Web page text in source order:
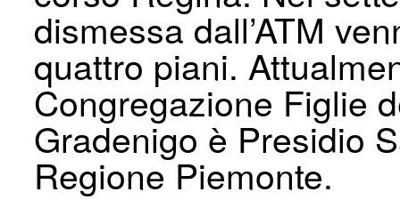
dismessa dall’ATM
quattro piani.
Congregazione Figlie
Gradenigo è Presidio
Regione Piemonte.